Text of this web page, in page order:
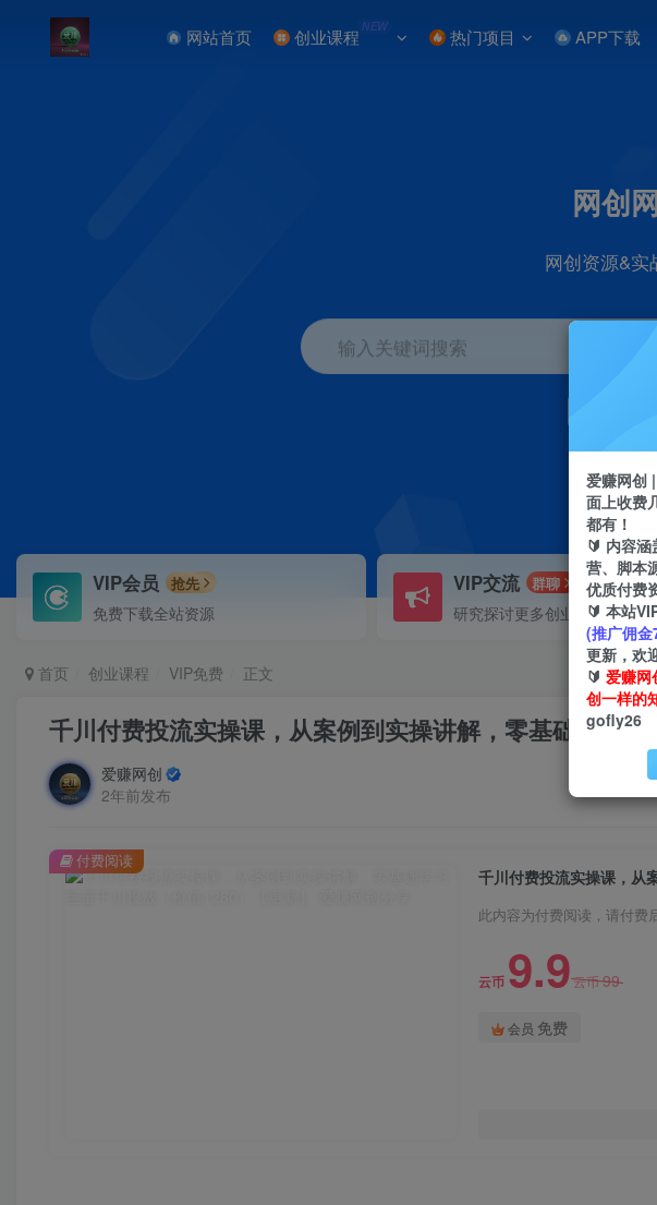
网站首页 创业课程 NEW 热门项目 APP下载
网创
网创资源&实
输入关键词搜索
VIP会员 抢先
免费下载全站资源
VIP交流 群聊
研究探讨更多创业项目路子。
首页 创业课程 VIP免费 正文
千川付费投流实操课，从案例到实操讲解，零基础学习巨
爱赚网创
2年前发布
此内容为付费阅读，请付费
云币 9.9云币99
会员 免费
付费阅读
爱赚网创
面上收费
都有！
🔰 内容
营、脚本
优质付费
🔰 本站
(推广佣金
更新，欢
🔰 爱赚网
创一样的
gofly26